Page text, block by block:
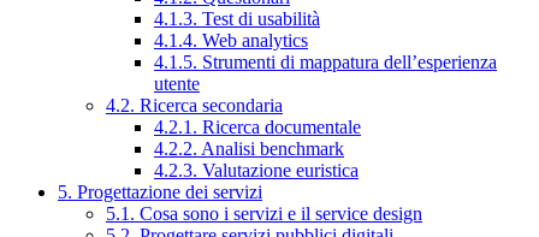
4.1.3. Test di usabilità
4.1.4. Web analytics
4.1.5. Strumenti di mappatura dell’esperienza
utente
4.2. Ricerca secondaria
4.2.1. Ricerca documentale
4.2.2. Analisi benchmark
4.2.3. Valutazione euristica
5. Progettazione dei servizi
5.1. Cosa sono i servizi e il service design